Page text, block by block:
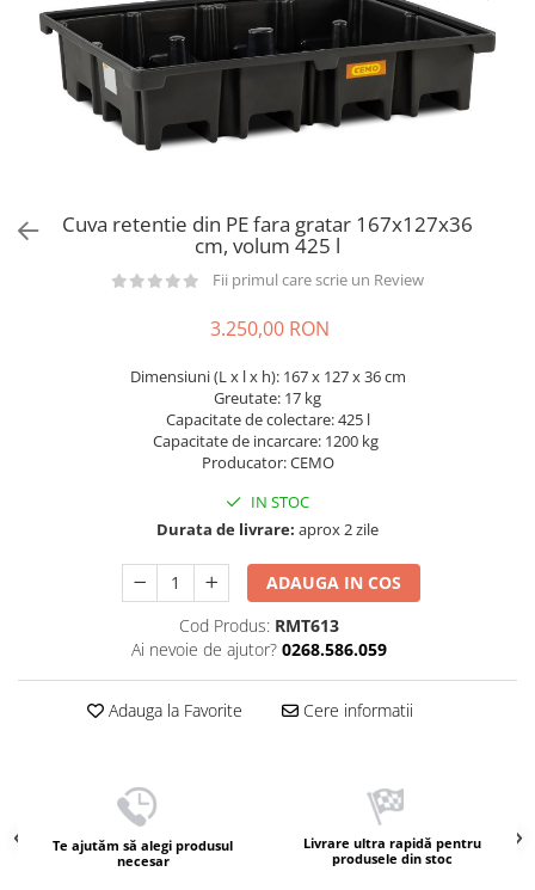
din plastic
Rezervoare stationare supraterane
din tabla
Rezervoare stationare subterane
Rezervoare fertilizanti
Cuva retentie din PE fara gratar 167x127x36
cm, volum 425 l
Fii primul care scrie un Review
3.250,00 RON
Dimensiuni (L x l x h): 167 x 127 x 36 cm
Greutate: 17 kg
Capacitate de colectare: 425 l
Capacitate de incarcare: 1200 kg
Producator: CEMO
IN STOC
Durata de livrare: aprox 2 zile
ADAUGA IN COS
Cod Produs: RMT613
Ai nevoie de ajutor? 0268.586.059
Adauga la Favorite Cere informatii
Te ajutăm să alegi produsul
necesar
Livrare ultra rapidă pentru
produsele din stoc